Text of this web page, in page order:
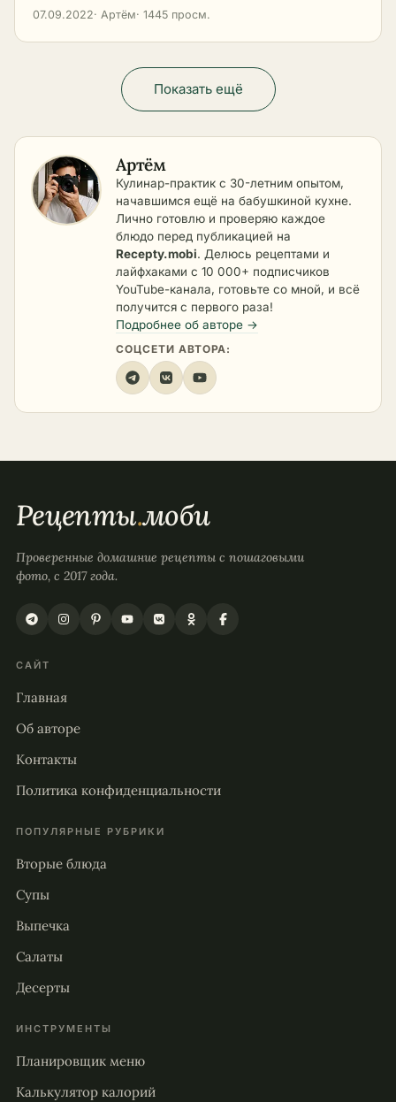
07.09.2022· Артём· 1445 просм.
Показать ещё
Артём
Кулинар-практик с 30-летним опытом,
начавшимся ещё на бабушкиной кухне.
Лично готовлю и проверяю каждое
блюдо перед публикацией на
Recepty.mobi. Делюсь рецептами и
лайфхаками с 10 000+ подписчиков
YouTube-канала, готовьте со мной, и всё
получится с первого раза!
Подробнее об авторе →
СОЦСЕТИ АВТОРА:
Рецепты.моби
Проверенные домашние рецепты с пошаговыми
фото, с 2017 года.
САЙТ
Главная
Об авторе
Контакты
Политика конфиденциальности
ПОПУЛЯРНЫЕ РУБРИКИ
Вторые блюда
Супы
Выпечка
Салаты
Десерты
ИНСТРУМЕНТЫ
Планировщик меню
Калькулятор калорий